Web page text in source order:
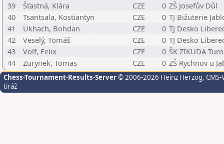
39
Šťastná, Klára CZE 0 ZŠ Josefův Důl
40
Tsantsala, Kostiantyn CZE 0 TJ Bižuterie
41
Ukhach, Bohdan CZE 0 TJ Desko
42
Veselý, Tomáš CZE 0 TJ Desko
43
Volf, Felix CZE 0 ŠK ZIKUDA
44
Zurynek, Tomas CZE 0 ZŠ Rychnov u
Chess-Tournament-Results-Server© 2006-2026 Heinz Herzog,
tiráž